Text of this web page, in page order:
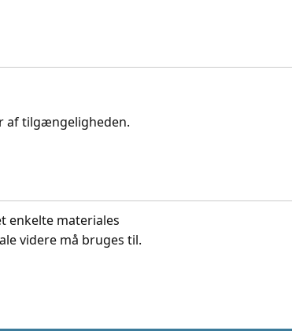
af tilgængeligheden.
enkelte materiales
videre må bruges til.